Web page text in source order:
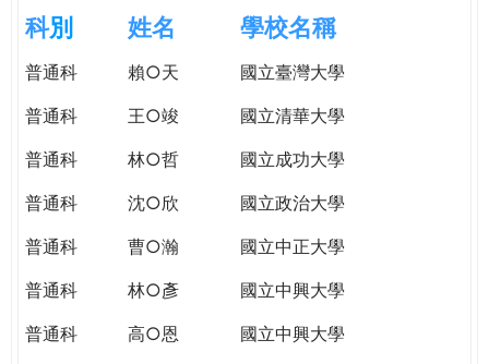
格。
e
r
e
科別 姓名 學校名稱
普通科 賴○天
國立臺灣大學
普通科
王○竣
國立清華大學
普通科
林○哲
國立成功大學
普通科
沈○欣
國立政治大學
普通科
曹○瀚
國立中正大學
普通科
林○彥
國立中興大學
普通科
高○恩
國立中興大學